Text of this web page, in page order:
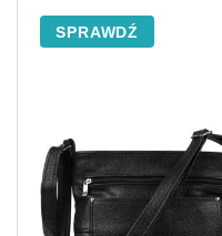
SPRAWDŹ